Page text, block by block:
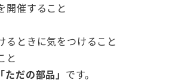
開催すること
るときに気をつけること
と
「ただの部品」 です。